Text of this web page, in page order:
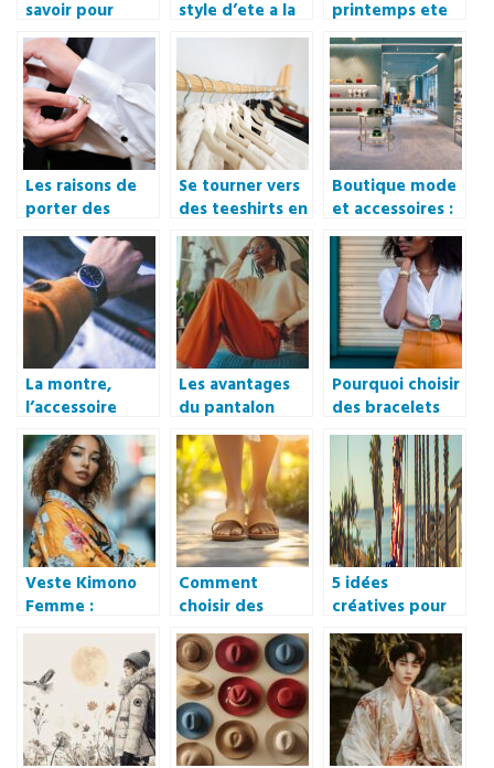
savoir pour
créer
rapidement
votre marque
de vêtements
style d’ete a la
fois classe et
printemps ete
2022
Les raisons de
porter des
boutons de
manchette
Se tourner vers
des teeshirts en
coton bio
Boutique mode
et accessoires :
comment
valoriser ses
produits et en
parler autour de
soi ?
La montre,
l’accessoire
parfait pour
affirmer son
style
Les avantages
du pantalon
taille élastique
pour un confort
optimal au
quotidien
Pourquoi choisir
des bracelets
de montre
maison fèvre
pour un style
unique et
personnalisé
Veste Kimono
Femme :
l’alliance
parfaite entre
élégance
japonaise et
chaleur
hivernale
Comment
choisir des
sandales pour
femme qui
allient confort
et style
5 idées
créatives pour
customiser un t-
shirt facilement
et soutenir une
cause qui vous
tient à cœur